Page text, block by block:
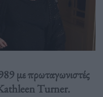
με πρωταγωνιστές
Turner.